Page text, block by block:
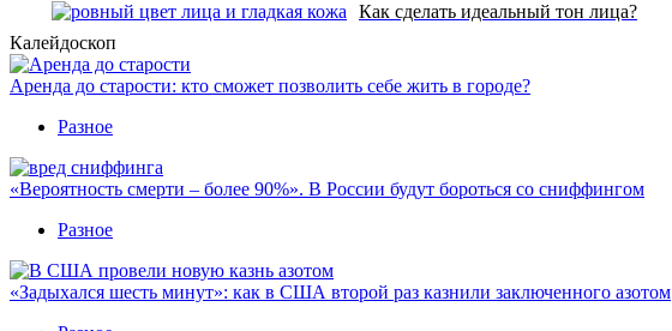
Как сделать идеальный тон лица?
Калейдоскоп
Аренда до старости: кто сможет позволить себе жить в городе?
Разное
«Вероятность смерти – более 90%». В России будут бороться со сниффингом
Разное
«Задыхался шесть минут»: как в США второй раз казнили заключенного азотом